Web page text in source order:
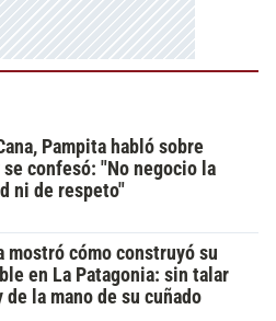
Pampita habló sobre
confesó: "No negocio la
ni de respeto"
mostró cómo construyó su
en La Patagonia: sin talar
la mano de su cuñado